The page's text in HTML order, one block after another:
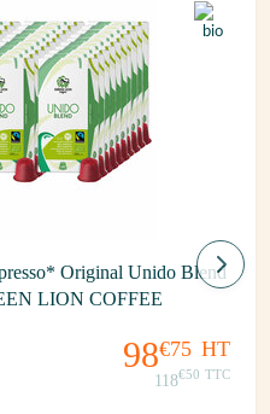
Original Unido Blend
LION COFFEE
98€75 HT
118€50 TTC